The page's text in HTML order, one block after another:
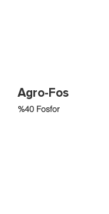
Agro-Fos
%40 Fosfor